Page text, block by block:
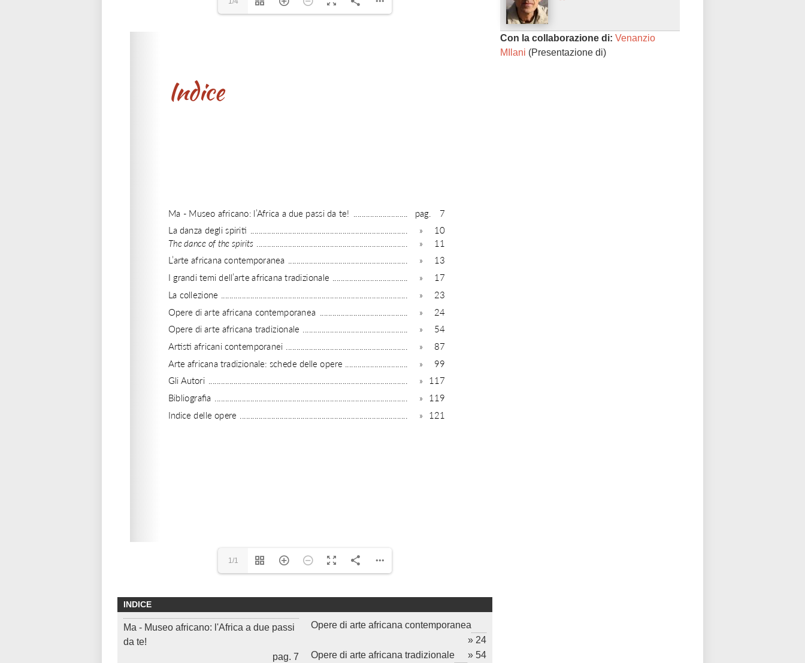
Con la collaborazione di: Venanzio
MIlani (Presentazione di)
1/1
INDICE
Ma - Museo africano: l'Africa a due passi
da te!
pag. 7
Opere di arte africana contemporanea
» 24
Opere di arte africana tradizionale
» 54